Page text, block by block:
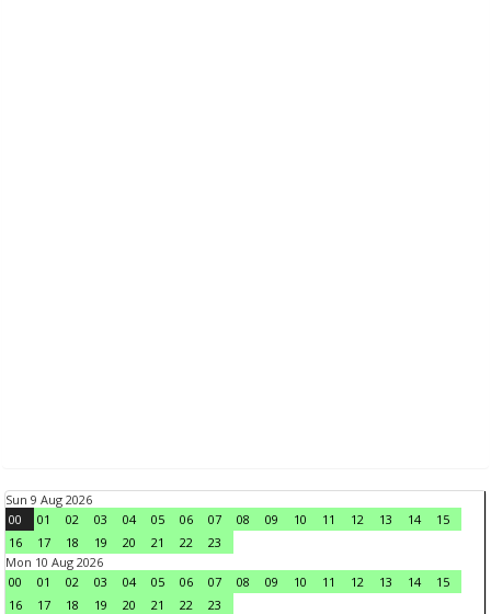
Sun 9 Aug 2026
00
01 02 03 04 05 06 07 08 09 10 11 12 13 14
15
16
17 18 19 20 21 22
23
Mon 10 Aug 2026
00
01 02 03 04 05 06 07 08 09 10 11 12 13 14
15
16
17 18 19 20 21 22
23